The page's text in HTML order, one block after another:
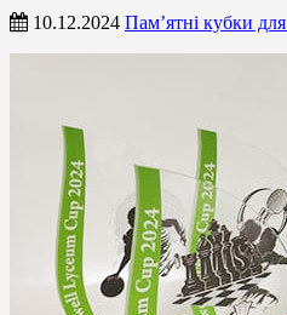
10.12.2024 Пам’ятні кубки